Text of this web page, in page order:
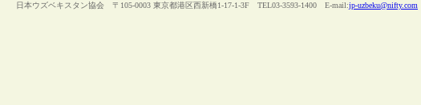
日本ウズベキスタン協会 〒105-0003 東京都港区西新橋1-17-1-3F TEL03-3593-1400 E-mail:jp-uzbeku@nifty.com